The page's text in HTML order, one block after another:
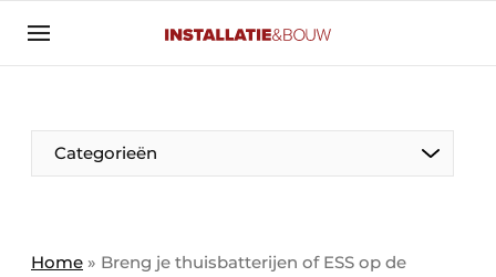
Aanmelden
Banner overzicht
BedrijvenAanmeldenBedankt voor de aanmelding
Contact
Categorieën
Home » Breng je thuisbatterijen of ESS op de